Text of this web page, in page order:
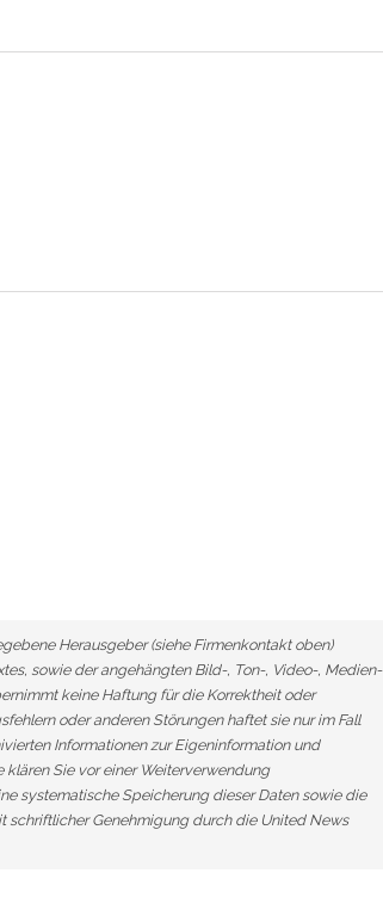
Herausgeber (siehe Firmenkontakt oben)
sowie der angehängten Bild-, Ton-, Video-, Medien-
keine Haftung für die Korrektheit oder
oder anderen Störungen haftet sie nur im Fall
Informationen zur Eigeninformation und
Sie vor einer Weiterverwendung
systematische Speicherung dieser Daten sowie die
schriftlicher Genehmigung durch die United News